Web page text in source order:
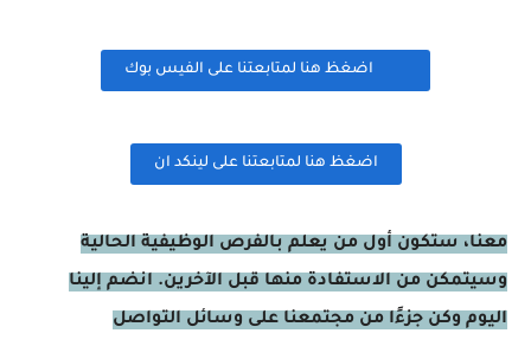
اضغظ هنا لمتابعتنا على الفيس بوك
اضغظ هنا لمتابعتنا على لينكد ان
معنا، ستكون أول من يعلم بالفرص الوظيفية الحالية
وسيتمكن من الاستفادة منها قبل الآخرين. انضم إلينا
اليوم وكن جزءًا من مجتمعنا على وسائل التواصل